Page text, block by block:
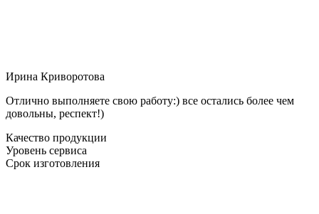
Ирина Криворотова
Отлично выполняете свою работу:) все остались более чем
довольны, респект!)
Качество продукции
Уровень сервиса
Срок изготовления